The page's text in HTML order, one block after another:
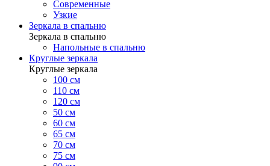
Современные
Узкие
Зеркала в спальню
Зеркала в спальню
Напольные в спальню
Круглые зеркала
Круглые зеркала
100 см
110 см
120 см
50 см
60 см
65 см
70 см
75 см